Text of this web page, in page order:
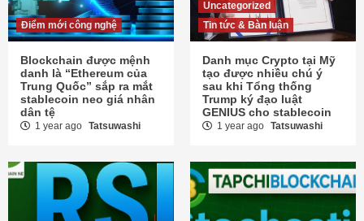
Điểm mới công nghệ
Blockchain được mệnh
danh là “Ethereum của
Trung Quốc” sắp ra mắt
stablecoin neo giá nhân
dân tệ
1 year ago Tatsuwashi
Uncategorized
Tin tức & Bàn luận
Danh mục Crypto tại Mỹ
tạo được nhiều chú ý
sau khi Tổng thống
Trump ký đạo luật
GENIUS cho stablecoin
1 year ago Tatsuwashi